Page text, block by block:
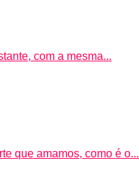
com a mesma...
que amamos, como é o...